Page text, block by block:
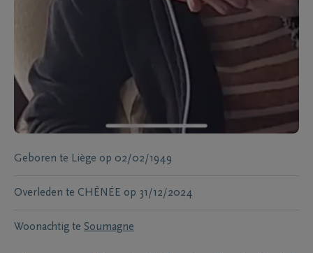
Geboren te Liège op 02/02/1949
Overleden te CHÊNÉE op 31/12/2024
Woonachtig te Soumagne